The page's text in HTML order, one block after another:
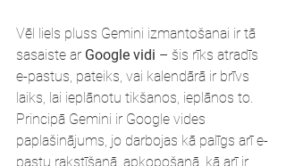
Vēl liels pluss Gemini izmantošanai ir tā
sasaiste ar Google vidi – šis rīks atradīs
e-pastus, pateiks, vai kalendārā ir brīvs
laiks, lai ieplānotu tikšanos, ieplānos to.
Principā Gemini ir Google vides
paplašinājums, jo darbojas kā palīgs arī e-
pastu rakstīšanā, apkopošanā, kā arī ir